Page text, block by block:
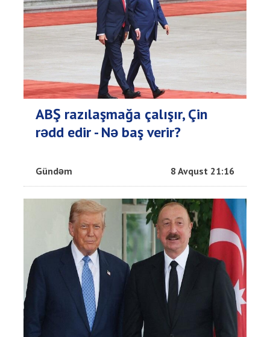
ABŞ razılaşmağa çalışır, Çin
rədd edir - Nə baş verir?
Gündəm 8 Avqust 21:16